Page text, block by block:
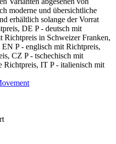
moderne und übersichtliche
erhältlich solange der Vorrat
DE P - deutsch mit
in Schweizer Franken,
P - englisch mit Richtpreis,
CZ P - tschechisch mit
Richtpreis, IT P - italienisch mit